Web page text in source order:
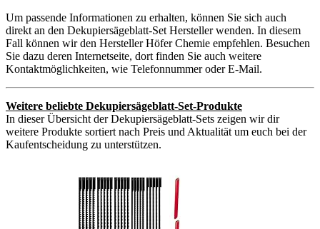
Um passende Informationen zu erhalten, können Sie sich auch
direkt an den Dekupiersägeblatt-Set Hersteller wenden. In diesem
Fall können wir den Hersteller Höfer Chemie empfehlen. Besuchen
Sie dazu deren Internetseite, dort finden Sie auch weitere
Kontaktmöglichkeiten, wie Telefonnummer oder E-Mail.
Weitere beliebte Dekupiersägeblatt-Set-Produkte
In dieser Übersicht der Dekupiersägeblatt-Sets zeigen wir dir
weitere Produkte sortiert nach Preis und Aktualität um euch bei der
Kaufentscheidung zu unterstützen.